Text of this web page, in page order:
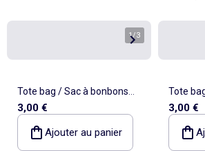
1/3
Tote bag / Sac à bonbons
pour Halloween 'Stitch'
'Disney'
3,00 €
Ajouter au panier
Tote
pour
'Disney'
3,00 €